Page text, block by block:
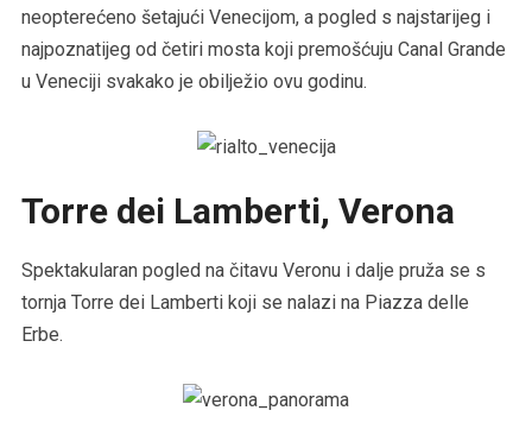
neopterećeno šetajući Venecijom, a pogled s najstarijeg i
najpoznatijeg od četiri mosta koji premošćuju Canal Grande
u Veneciji svakako je obilježio ovu godinu.
Torre dei Lamberti, Verona
Spektakularan pogled na čitavu Veronu i dalje pruža se s
tornja Torre dei Lamberti koji se nalazi na Piazza delle
Erbe.